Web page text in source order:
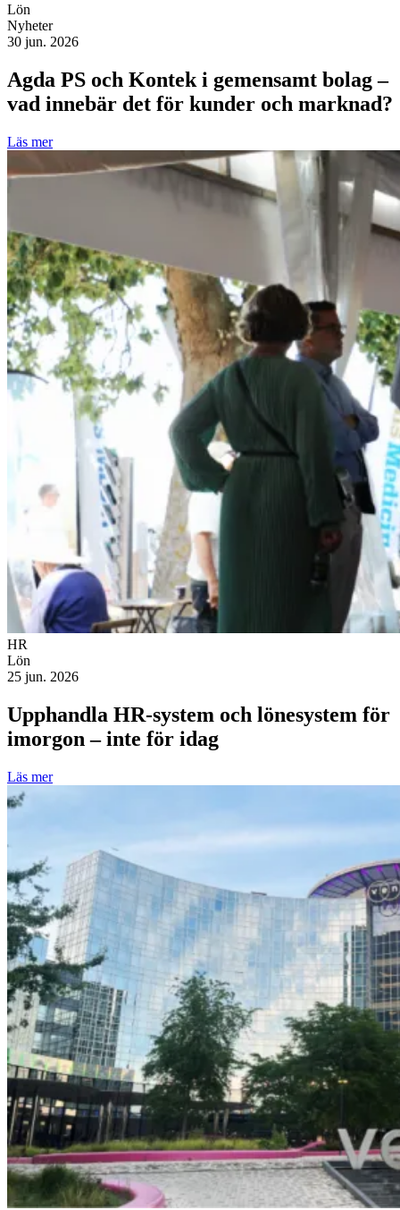
Lön
Nyheter
30 jun. 2026
Agda PS och Kontek i gemensamt bolag –
vad innebär det för kunder och marknad?
Läs mer
HR
Lön
25 jun. 2026
Upphandla HR-system och lönesystem för
imorgon – inte för idag
Läs mer